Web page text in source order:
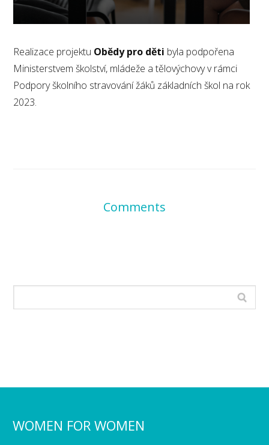
Realizace projektu Obědy pro děti byla podpořena
Ministerstvem školství, mládeže a tělovýchovy v rámci
Podpory školního stravování žáků základních škol na rok
2023.
Comments
WOMEN FOR WOMEN